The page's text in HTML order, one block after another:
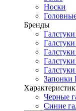
Носки
Бренды
Черные
Синие